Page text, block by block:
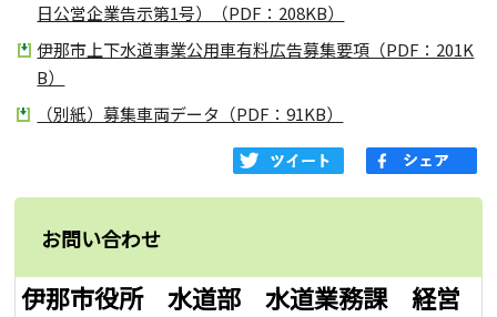
日公営企業告示第1号）（PDF：208KB）
伊那市上下水道事業公用車有料広告募集要項（PDF：201K
B）
（別紙）募集車両データ（PDF：91KB）
お問い合わせ
伊那市役所 水道部 水道業務課 経営